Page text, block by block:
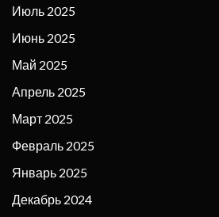
Июль 2025
Июнь 2025
Май 2025
Апрель 2025
Март 2025
Февраль 2025
Январь 2025
Декабрь 2024